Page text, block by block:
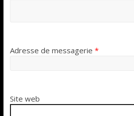
Adresse de messagerie *
Site web